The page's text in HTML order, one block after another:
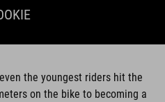
the youngest riders hit the
on the bike to becoming a